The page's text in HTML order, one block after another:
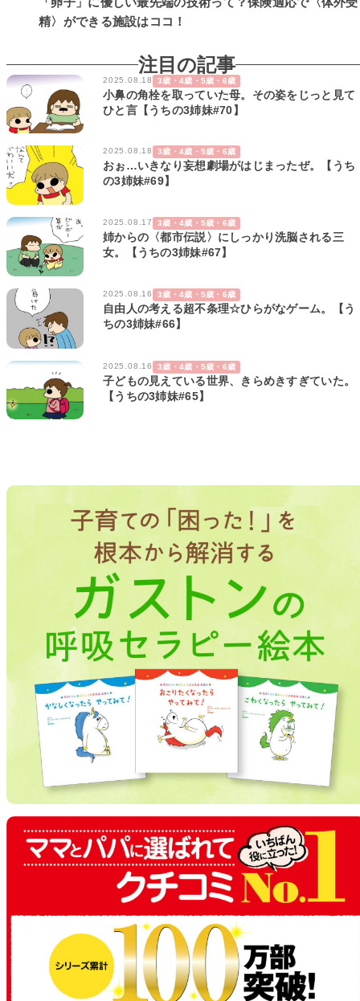
精〉ができる施設はココ！
注目の記事
2025.08.18 3歳・4歳・5歳・6歳
小鼻の角栓を取っていた母。その姿をじっと見て
ひと言【うちの3姉妹#70】
2025.08.18 3歳・4歳・5歳・6歳
おぉ…いきなり妄想劇場がはじまったぜ。【うち
の3姉妹#69】
2025.08.17 3歳・4歳・5歳・6歳
姉からの〈都市伝説〉にしっかり洗脳される三
女。【うちの3姉妹#67】
2025.08.16 3歳・4歳・5歳・6歳
自由人の考える超不条理☆ひらがなゲーム。【う
ちの3姉妹#66】
2025.08.16 3歳・4歳・5歳・6歳
子どもの見えている世界、きらめきすぎていた。
【うちの3姉妹#65】